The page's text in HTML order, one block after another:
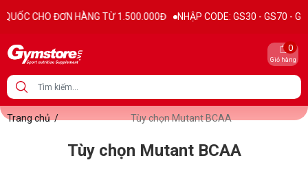
CHO ĐƠN HÀNG TỪ 1.500.000Đ NHẬP CODE: GS30 - GS70 -
Giỏ hàng
0
Trang chủ/ Tùy chọn Mutant BCAA
Tùy chọn Mutant BCAA